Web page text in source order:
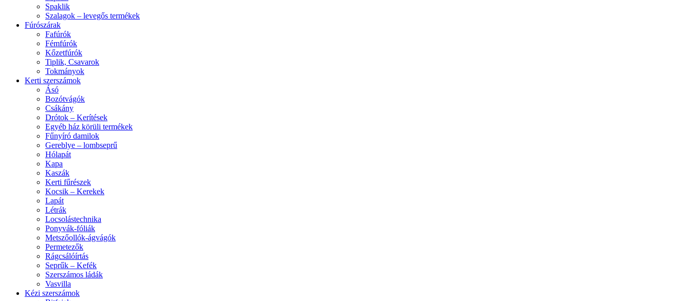
Spaklik
Szalagok – levegős termékek
Fúrószárak
Fafúrók
Fémfúrók
Kőzetfúrók
Tiplik, Csavarok
Tokmányok
Kerti szerszámok
Ásó
Bozótvágók
Csákány
Drótok – Kerítések
Egyéb ház körüli termékek
Fűnyíró damilok
Gereblye – lombseprű
Hólapát
Kapa
Kaszák
Kerti fűrészek
Kocsik – Kerekek
Lapát
Létrák
Locsolástechnika
Ponyvák-fóliák
Metszőollók-ágvágók
Permetezők
Rágcsálóírtás
Seprűk – Kefék
Szerszámos ládák
Vasvilla
Kézi szerszámok